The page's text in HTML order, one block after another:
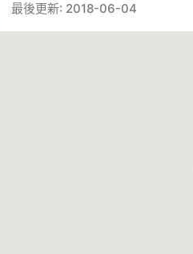
最後更新: 2018-06-04